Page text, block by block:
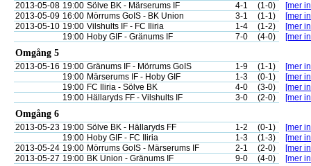
2013-05-08 19:00 Sölve BK - Märserums IF 4-1 (1-0)
[mer
2013-05-09 16:00 Mörrums GoIS - BK Union 3-1 (1-1)
[mer
2013-05-10 19:00 Vilshults IF - FC Iliria 1-4 (1-2)
[mer
19:00 Hoby GIF - Gränums IF 7-0 (4-0) [mer
Omgång 5
2013-05-16 19:00 Gränums IF - Mörrums GoIS 1-9 (1-1)
[mer
19:00 Märserums IF - Hoby GIF 1-3 (0-1)
[mer
19:00 FC Iliria - Sölve BK 4-0 (3-0)
[mer
19:00 Hällaryds FF - Vilshults IF 3-0 (2-0) [mer
Omgång 6
2013-05-23 19:00 Sölve BK - Hällaryds FF 1-2 (0-1)
[mer
19:00 Hoby GIF - FC Iliria 1-3 (1-3)
[mer
2013-05-24 19:00 Mörrums GoIS - Märserums IF 2-1 (2-0)
[mer
2013-05-27 19:00 BK Union - Gränums IF 9-0 (4-0) [mer